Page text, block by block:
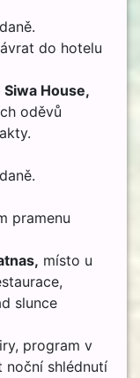
do hotelu
House,
oděvů
pramenu
místo u
slunce
program v
noční shlédnutí